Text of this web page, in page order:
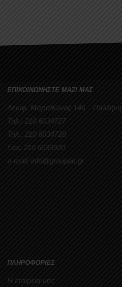
ΕΠΙΚΟΙΝΩΝΗΣΤΕ ΜΑΖΙ ΜΑΣ
Λεωφ. Μαραθώνος 146 – Παλλήνη
Τηλ.: 210 6034727
Τηλ.: 210 6034728
Fax: 210 6033920
e-mail: info@groupak.gr
ΠΛΗΡΟΦΟΡΙΕΣ
Η εταιρεία μας